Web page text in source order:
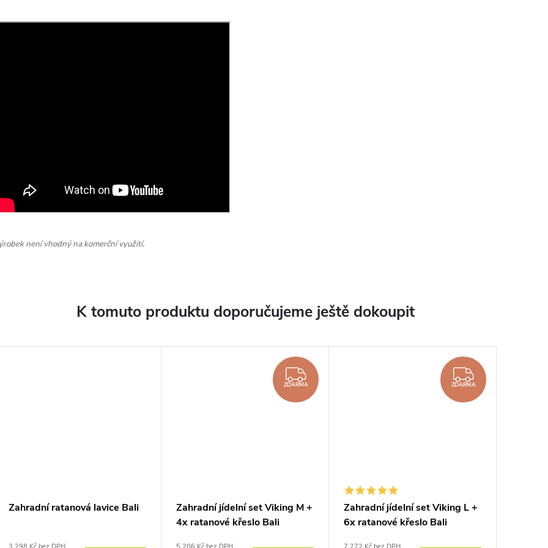
není vhodný na komerční využití.
K tomuto produktu doporučujeme ještě dokoupit
Zahradní ratanová lavice Bali
ZDARMA
ZDARMA
Zahradní jídelní set Viking M +
4x ratanové křeslo Bali
ZDARMA
ZDARMA
Zahradní jídelní set Viking L +
6x ratanové křeslo Bali